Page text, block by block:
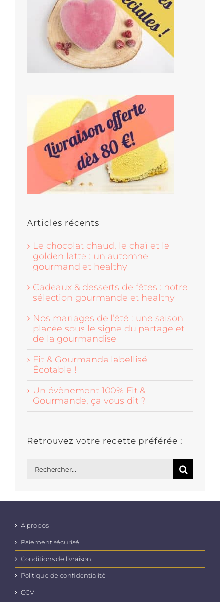
Articles récents
Le chocolat chaud, le chaï et le
golden latte : un automne
gourmand et healthy
Cadeaux & desserts de fêtes : notre
sélection gourmande et healthy
Nos mariages de l’été : une saison
placée sous le signe du partage et
de la gourmandise
Fit & Gourmande labellisé
Écotable !
Un évènement 100% Fit &
Gourmande, ça vous dit ?
Retrouvez votre recette préférée :
A propos
Paiement sécurisé
Conditions de livraison
Politique de confidentialité
CGV